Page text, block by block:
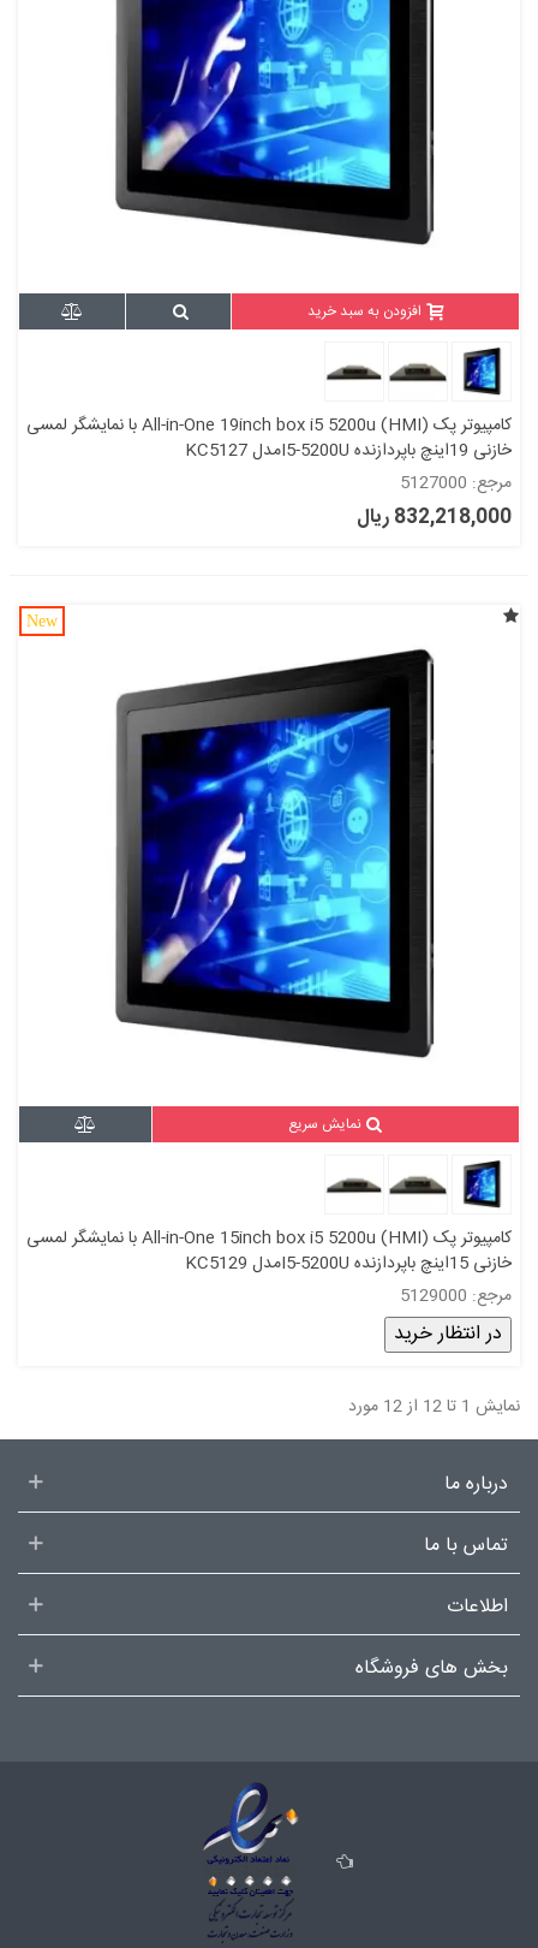
افزودن به سبد خرید
کامپیوتر پک All-in-One 19inch box i5 5200u (HMI) با نمایشگر لمسی
خازنی 19اینچ باپردازنده I5-5200Uمدل KC5127
مرجع: 5127000
832,218,000 ریال
New
نمایش سریع
کامپیوتر پک All-in-One 15inch box i5 5200u (HMI) با نمایشگر لمسی
خازنی 15اینچ باپردازنده I5-5200Uمدل KC5129
مرجع: 5129000
در انتظار خرید
نمایش 1 تا 12 از 12 مورد
درباره ما
تماس با ما
اطلاعات
بخش های فروشگاه